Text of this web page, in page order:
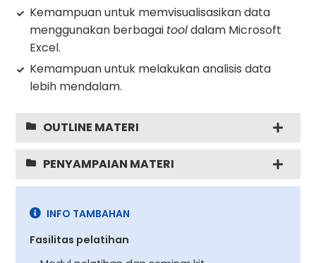
Kemampuan untuk memvisualisasikan data
menggunakan berbagai tooldalam Microsoft
Excel.
Kemampuan untuk melakukan analisis data
lebih mendalam.
OUTLINE MATERI
PENYAMPAIAN MATERI
INFO TAMBAHAN
Fasilitas pelatihan